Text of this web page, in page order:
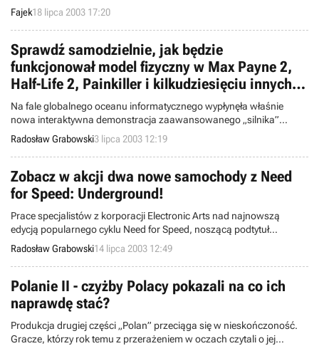
w pełnym tego słowa znaczeniu. Wyszli oni z założenia, że
najważniejszą rzeczą w tego typu grach jest model fizyczny i właśnie
od niego zaczęli pracę. Efekt był znakomity – w momencie wydania
pierwszej wersji demonstracyjnej, fani sportów samochodowych byli
zachwyceni odwzorowaniem zachowania się pojazdów. Oprawa
graficzna, mimo, że zepchnięta na dalszy plan, również wielu
graczom przypadła do gustu...
Fajek18 lipca 2003 17:20
Sprawdź samodzielnie, jak będzie
funkcjonował model fizyczny w Max Payne 2,
Half-Life 2, Painkiller i kilkudziesięciu innych
grach
Na fale globalnego oceanu informatycznego wypłynęła właśnie
nowa interaktywna demonstracja zaawansowanego „silnika”
fizycznego o nazwie Havok, którego możliwości ujrzymy m.in. w
polskiej grze Painkiller oraz Max Payne 2: The Fall of Max Payne,
Half-Life 2, Deus Ex 2: Invisible War, Thief III i Starcraft: Ghost.
Radosław Grabowski3 lipca 2003 12:19
Zobacz w akcji dwa nowe samochody z Need
for Speed: Underground!
Prace specjalistów z korporacji Electronic Arts nad najnowszą
edycją popularnego cyklu Need for Speed, noszącą podtytuł
Underground, nadal trwają. Tymczasem na fale globalnego oceanu
informatycznego wypłynęło pięć kolejnych screenshotów,
prezentujących wspomnianą grę w akcji (platforma Sony PlayStation
2).
Radosław Grabowski14 lipca 2003 12:49
Polanie II - czyżby Polacy pokazali na co ich
naprawdę stać?
Produkcja drugiej części „Polan” przeciąga się w nieskończoność.
Gracze, którzy rok temu z przerażeniem w oczach czytali o jej